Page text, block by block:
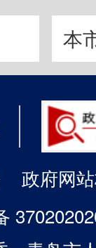
本
政府网